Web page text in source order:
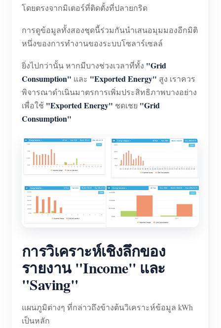
โดยตรงจากมิเตอร์ที่ติดตั้งที่ปลายกริด
การดูข้อมูลทั้งสองชุดนี้ร่วมกันนำเสนอมุมมองอีกมิติ
หนึ่งของการทำงานของระบบโซลาร์เซลล์
ยิ่งไปกว่านั้น หากมีบางช่วงเวลาที่ทั้ง "Grid
Consumption" และ "Exported Energy" สูง เราควร
พิจารณาดำเนินมาตรการเพิ่มประสิทธิภาพบางอย่าง
เพื่อใช้ "Exported Energy" ชดเชย "Grid
Consumption"
การวิเคราะห์เชิงลึกของ
รายงาน "Income" และ
"Saving"
แผนภูมิต่างๆ ที่กล่าวถึงข้างต้นวิเคราะห์ข้อมูล kWh
เป็นหลัก